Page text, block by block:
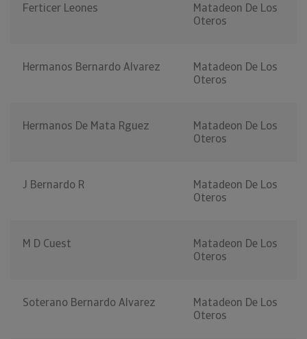
Ferticer Leones
Matadeon De Los
Oteros
Hermanos Bernardo Alvarez
Matadeon De Los
Oteros
Hermanos De Mata Rguez
Matadeon De Los
Oteros
J Bernardo R
Matadeon De Los
Oteros
M D Cuest
Matadeon De Los
Oteros
Soterano Bernardo Alvarez
Matadeon De Los
Oteros